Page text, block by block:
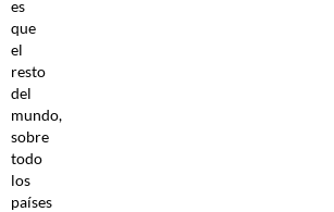
es
que
el
resto
del
mundo,
sobre
todo
los
países